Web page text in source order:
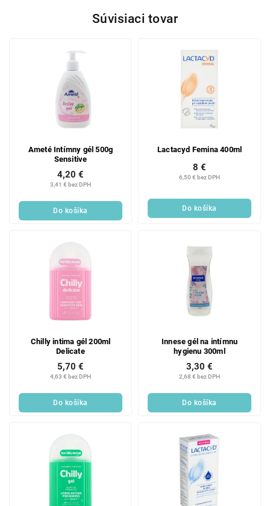
Súvisiaci tovar
Ameté Intímny gél 500g
Sensitive
3,41 € bez DPH
4,20 €
Do košíka
Lactacyd Femina 400ml
6,50 € bez DPH
8 €
Do košíka
Chilly intima gél 200ml
Delicate
4,63 € bez DPH
5,70 €
Do košíka
Innese gél na intímnu
hygienu 300ml
2,68 € bez DPH
3,30 €
Do košíka